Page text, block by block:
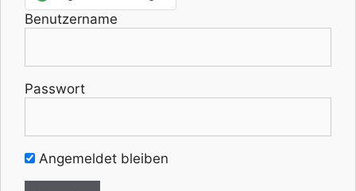
Benutzername
Passwort
Angemeldet bleiben